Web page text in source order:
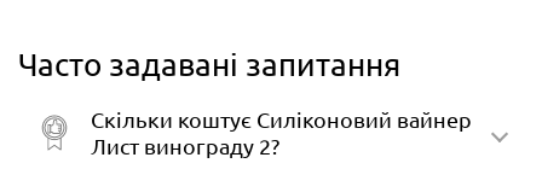
Часто задавані запитання
Скільки коштує Силіконовий вайнер
Лист винограду 2?